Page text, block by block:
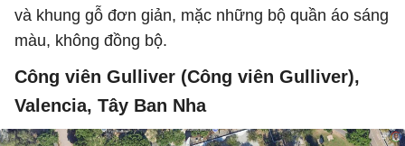
và khung gỗ đơn giản, mặc những bộ quần áo sáng
màu, không đồng bộ.
Công viên Gulliver (Công viên Gulliver),
Valencia, Tây Ban Nha